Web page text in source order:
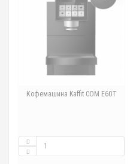
Кофемашина Kaffit COM E60T